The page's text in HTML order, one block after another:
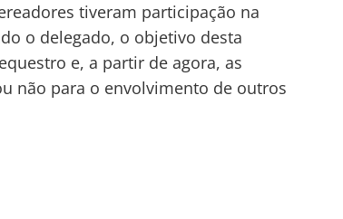
tiveram participação na
o delegado, o objetivo desta
e, a partir de agora, as
não para o envolvimento de outros